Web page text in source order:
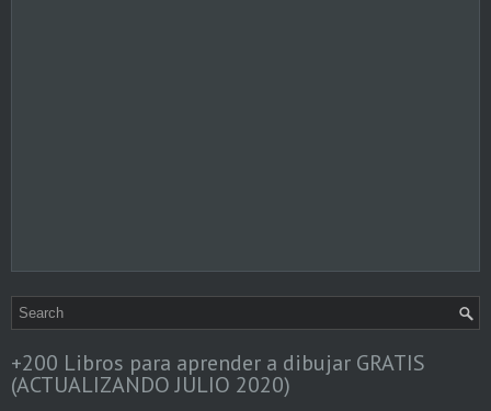
+200 Libros para aprender a dibujar GRATIS
(ACTUALIZANDO JULIO 2020)